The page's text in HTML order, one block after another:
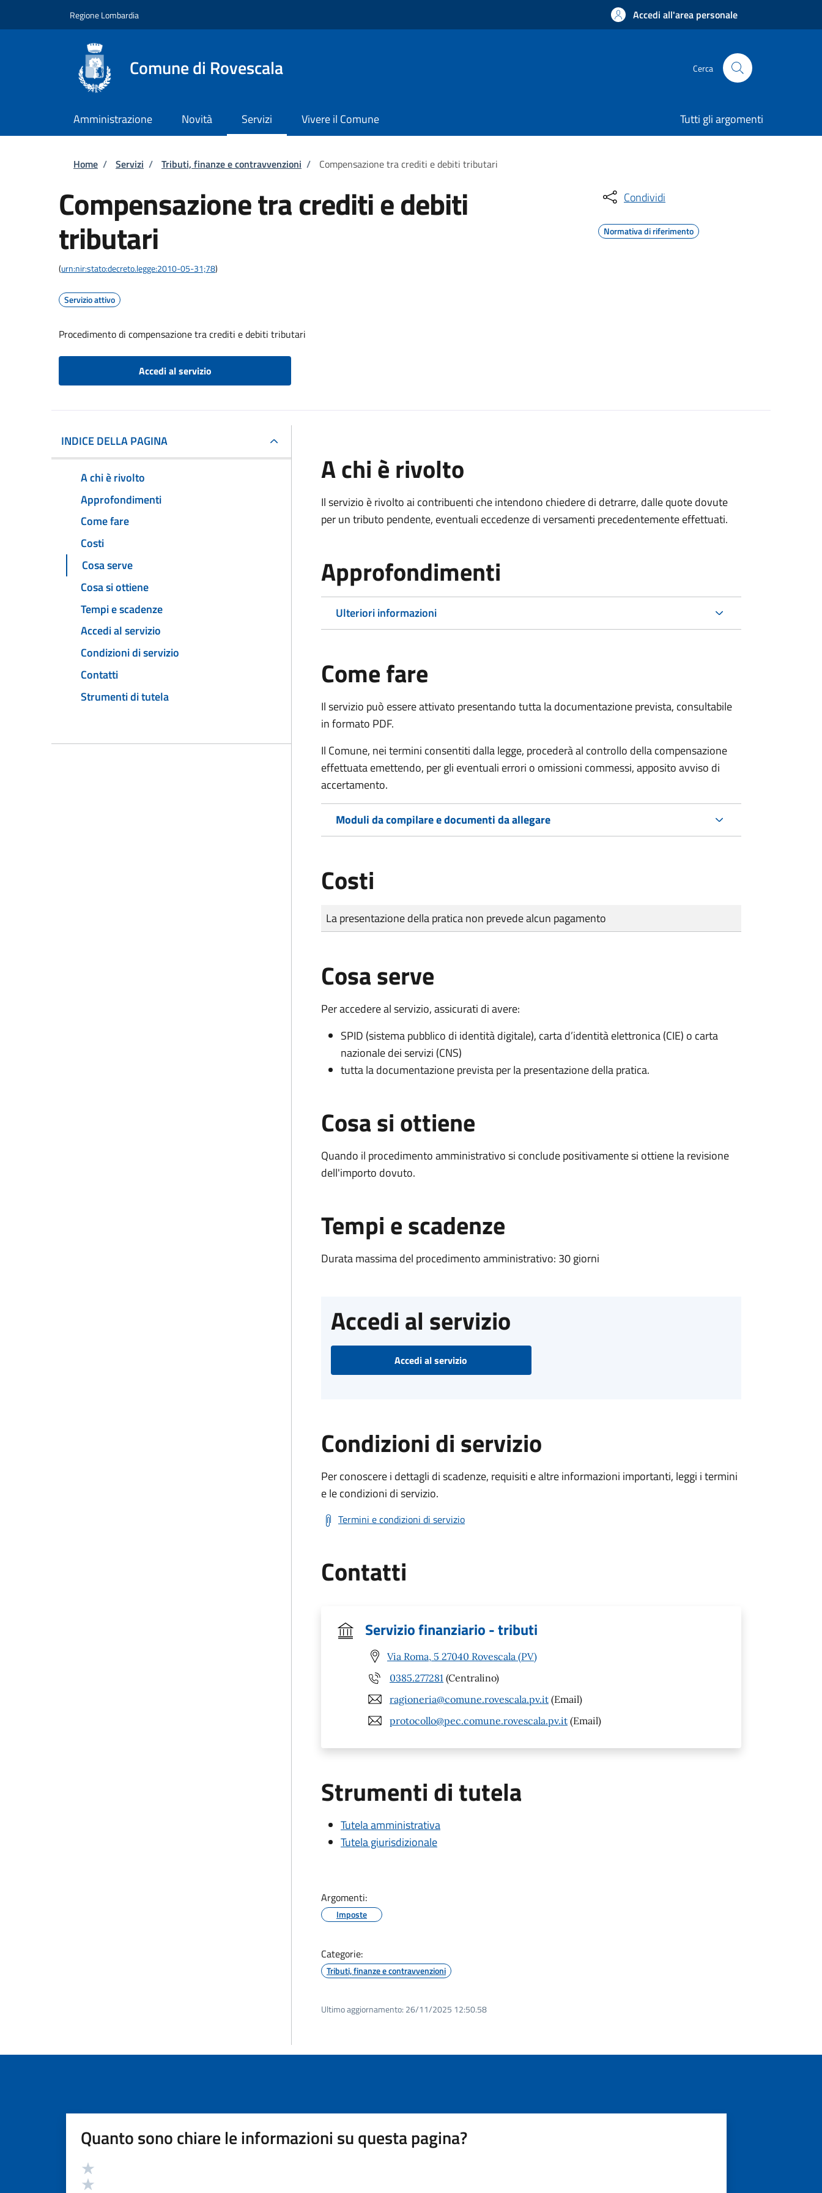
Regione Lombardia Accedi all'area personale
Comune di Rovescala Cerca
Amministrazione Novità Servizi Vivere il Comune Tutti gli argomenti
Briciole di pane
Home / Servizi / Tributi, finanze e contravvenzioni / Compensazione tra crediti e debiti tributari
Compensazione tra crediti e debiti
tributari
(urn:nir:stato:decreto.legge:2010-05-31;78)
Servizio attivo
Procedimento di compensazione tra crediti e debiti tributari
Accedi al servizio
Condividi
Normativa di riferimento
INDICE DELLA PAGINA
A chi è rivolto
Approfondimenti
Come fare
Costi
Cosa serve
Cosa si ottiene
Tempi e scadenze
Accedi al servizio
Condizioni di servizio
Contatti
Strumenti di tutela
A chi è rivolto
Il servizio è rivolto ai contribuenti che intendono chiedere di detrarre, dalle quote dovute
per un tributo pendente, eventuali eccedenze di versamenti precedentemente effettuati.
Approfondimenti
Ulteriori informazioni
Come fare
Il servizio può essere attivato presentando tutta la documentazione prevista, consultabile
in formato PDF.
Il Comune, nei termini consentiti dalla legge, procederà al controllo della compensazione
effettuata emettendo, per gli eventuali errori o omissioni commessi, apposito avviso di
accertamento.
Moduli da compilare e documenti da allegare
Costi
Tipo di pagamento
Importo
La presentazione della pratica non prevede alcun pagamento
Cosa serve
Per accedere al servizio, assicurati di avere:
SPID (sistema pubblico di identità digitale), carta d’identità elettronica (CIE) o carta
nazionale dei servizi (CNS)
tutta la documentazione prevista per la presentazione della pratica.
Cosa si ottiene
Quando il procedimento amministrativo si conclude positivamente si ottiene la revisione
dell'importo dovuto.
Tempi e scadenze
Durata massima del procedimento amministrativo: 30 giorni
Accedi al servizio
Accedi al servizio
Condizioni di servizio
Per conoscere i dettagli di scadenze, requisiti e altre informazioni importanti, leggi i termini
e le condizioni di servizio.
Termini e condizioni di servizio
Contatti
Servizio finanziario - tributi
Via Roma, 5 27040 Rovescala (PV)
0385.277281 (Centralino)
ragioneria@comune.rovescala.pv.it (Email)
protocollo@pec.comune.rovescala.pv.it (Email)
Strumenti di tutela
Tutela amministrativa
Tutela giurisdizionale
Argomenti:
Imposte
Categorie:
Tributi, finanze e contravvenzioni
Ultimo aggiornamento: 26/11/2025 12:50.58
Quanto sono chiare le informazioni su questa pagina?
Valutazione